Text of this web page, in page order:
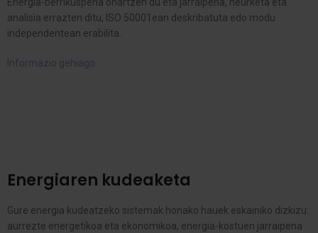
analisia errazten ditu, ISO 50001ean deskribatuta edo modu
independentean erabilita.
Informazio gehiago
Energiaren kudeaketa
Gure energia kudeatzeko sistemak honako hauek eskainiko dizkizu:
aurrezte energetikoa eta ekonomikoa, energia-kostuen jarraipena